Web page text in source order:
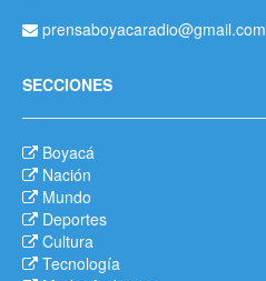
prensaboyacaradio@gmail.com
SECCIONES
Boyacá
Nación
Mundo
Deportes
Cultura
Tecnología